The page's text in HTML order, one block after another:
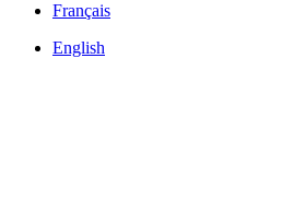
Français
English